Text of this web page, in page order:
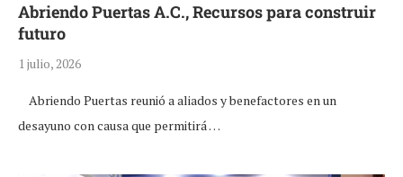
Abriendo Puertas A.C., Recursos para construir
futuro
1 julio, 2026
Abriendo Puertas reunió a aliados y benefactores en un
desayuno con causa que permitirá …